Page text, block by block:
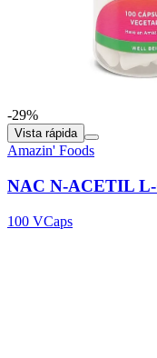
-29%
Vista rápida
Amazin' Foods
NAC N-ACETIL
100 VCaps